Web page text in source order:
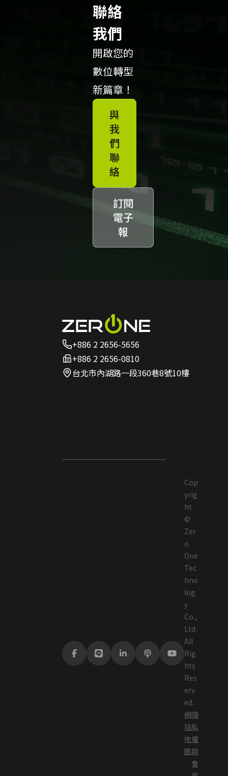
聯絡
我們
開啟您的
數位轉型
新篇章！
與
我
們
聯
絡
訂閱
電子
報
+886 2 2656-5656
+886 2 2656-0810
台北市內湖路一段360巷8號10樓
Cop
yrig
ht
©
Zer
o
One
Tec
hno
log
y
Co.,
Ltd.
All
Rig
hts
Res
erv
ed.
網
站
地
圖
隱
私
權
與
會